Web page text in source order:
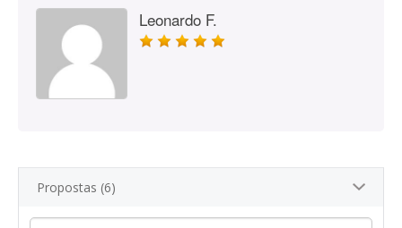
Leonardo F.
Propostas (6)